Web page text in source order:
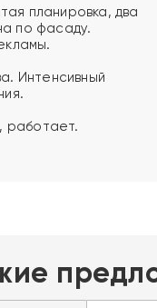
планировка, два
по фасаду.
Интенсивный
работает.